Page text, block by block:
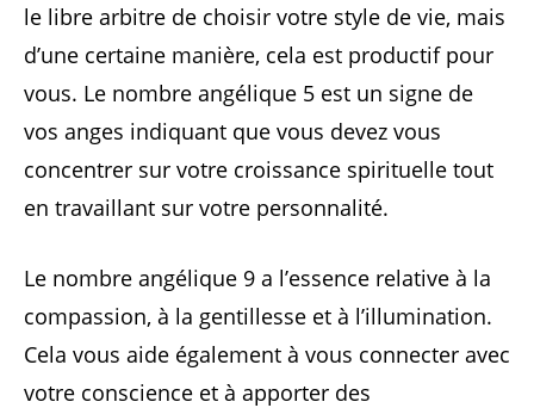
le libre arbitre de choisir votre style de vie, mais
d’une certaine manière, cela est productif pour
vous. Le nombre angélique 5 est un signe de
vos anges indiquant que vous devez vous
concentrer sur votre croissance spirituelle tout
en travaillant sur votre personnalité.
Le nombre angélique 9 a l’essence relative à la
compassion, à la gentillesse et à l’illumination.
Cela vous aide également à vous connecter avec
votre conscience et à apporter des